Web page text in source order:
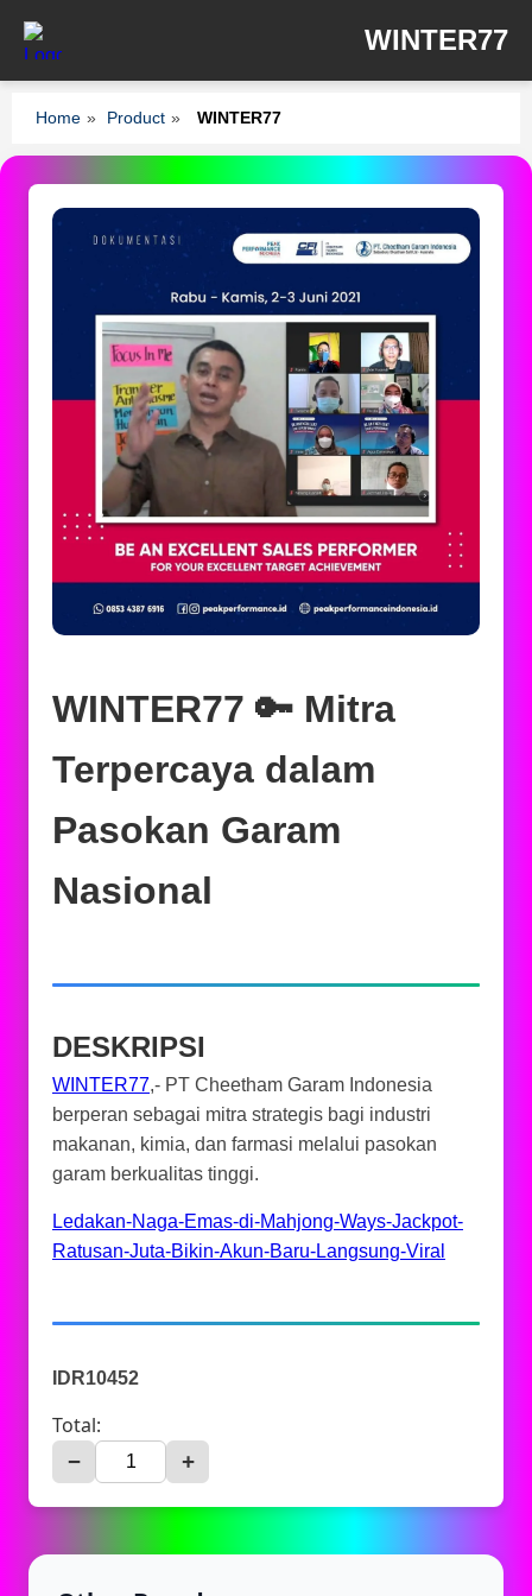
WINTER77
Home » Product » WINTER77
WINTER77 🔑 Mitra
Terpercaya dalam
Pasokan Garam
Nasional
DESKRIPSI
WINTER77,- PT Cheetham Garam Indonesia
berperan sebagai mitra strategis bagi industri
makanan, kimia, dan farmasi melalui pasokan
garam berkualitas tinggi.
Ledakan-Naga-Emas-di-Mahjong-Ways-Jackpot-
Ratusan-Juta-Bikin-Akun-Baru-Langsung-Viral
IDR10452
Total:
− +